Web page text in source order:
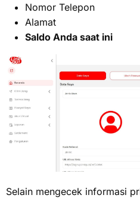
Nomor Telepon
Alamat
Saldo Anda saat ini
Selain mengecek informasi